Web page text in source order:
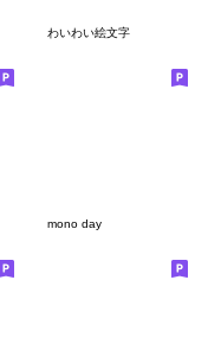
わいわい絵文字
mono day